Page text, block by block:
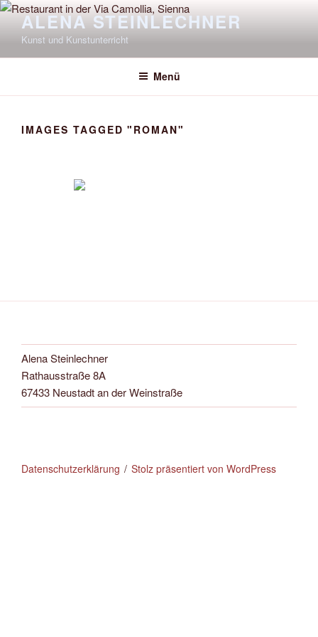
Zum
Inhalt
springen
ALENA STEINLECHNER
Kunst und Kunstunterricht
Menü
IMAGES TAGGED "ROMAN"
Alena Steinlechner
Rathausstraße 8A
67433 Neustadt an der Weinstraße
Datenschutzerklärung Stolz präsentiert von WordPress